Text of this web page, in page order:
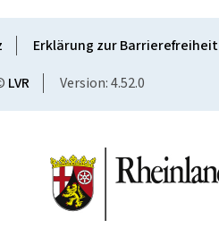
Erklärung zur Barrierefreiheit
LVR Version: 4.52.0